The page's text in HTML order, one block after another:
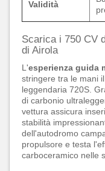
Validità
Scarica i 750 CV
di Airola
L'esperienza guida
stringere tra le mani
leggendaria 720S.
di carbonio
vettura assicura
stabilità
dell'autodromo
propulsore e testa
carboceramico nelle